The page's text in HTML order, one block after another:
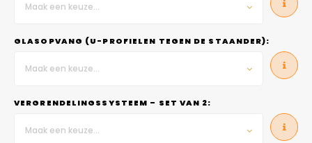
Maak een keuze...
GLASOPVANG (U-PROFIELEN TEGEN DE STAANDER):
Maak een keuze...
VERGRENDELINGSSYSTEEM – SET VAN 2:
Maak een keuze...